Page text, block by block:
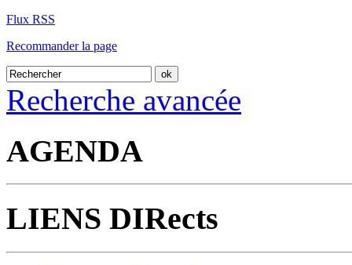
Flux RSS
Recommander la page
Recherche avancée
AGENDA
LIENS DIRects